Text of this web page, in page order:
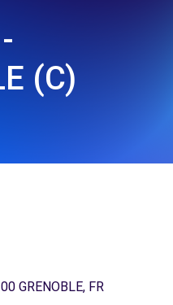
(C)
GRENOBLE, FR